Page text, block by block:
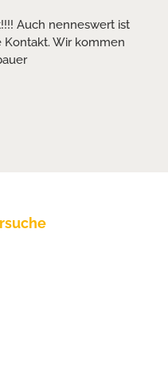
Auch nenneswert ist
Wir kommen